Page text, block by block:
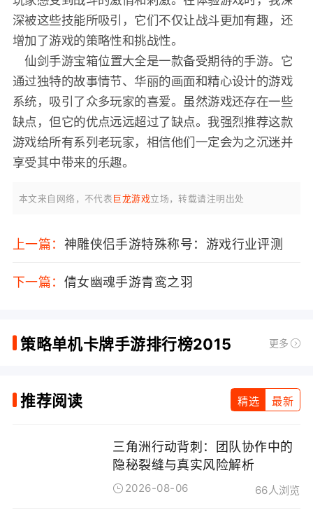
深被这些技能所吸引，它们不仅让战斗更加有趣，还
增加了游戏的策略性和挑战性。
仙剑手游宝箱位置大全是一款备受期待的手游。它
通过独特的故事情节、华丽的画面和精心设计的游戏
系统，吸引了众多玩家的喜爱。虽然游戏还存在一些
缺点，但它的优点远远超过了缺点。我强烈推荐这款
游戏给所有系列老玩家，相信他们一定会为之沉迷并
享受其中带来的乐趣。
本文来自网络，不代表 巨龙游戏立场，转载请注明出处
上一篇： 神雕侠侣手游特殊称号：游戏行业评测
下一篇： 倩女幽魂手游青鸾之羽
策略单机卡牌手游排行榜2015 更多
推荐阅读 精选 最新
三角洲行动背刺：团队协作中的
隐秘裂缝与真实风险解析
2026-08-06 66人浏览